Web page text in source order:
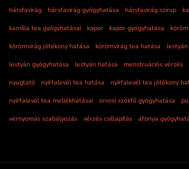
hársfavirág
hársfavirág gyógyhatása hársfavirág szirup
kamilla tea gyógyhatásai
kapor kapor gyógyhatása
körömvirág jótékony hatása
körömvirág tea hatása
lestyán gyógyhatása
lestyán hatása menstruációs vérzés
nyugtató
nyírfalevél tea hatása
nyírfalevél tea jótékony
nyírfalevél tea mellékhatásai
orvosi székfű gyógyhatása
vérnyomás szabályozás
vérzés csillapítás áfonya